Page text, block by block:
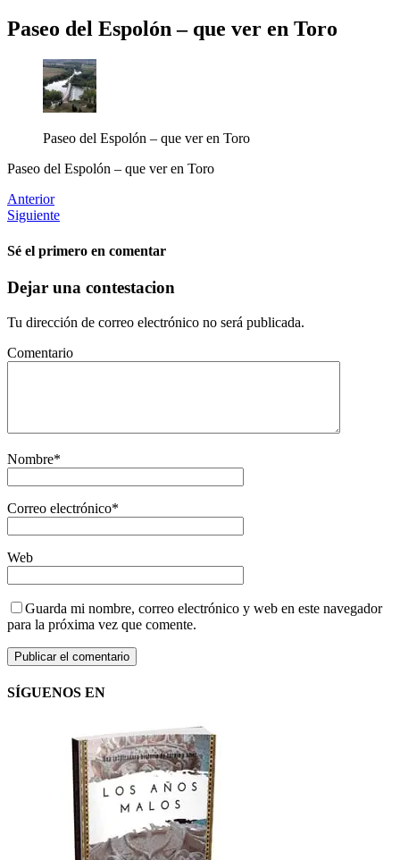
Paseo del Espolón – que ver en Toro
Paseo del Espolón – que ver en Toro
Paseo del Espolón – que ver en Toro
Anterior
Siguiente
Sé el primero en comentar
Dejar una contestacion
Tu dirección de correo electrónico no será publicada.
Comentario
Nombre*
Correo electrónico*
Web
Guarda mi nombre, correo electrónico y web en este navegador
para la próxima vez que comente.
SÍGUENOS EN